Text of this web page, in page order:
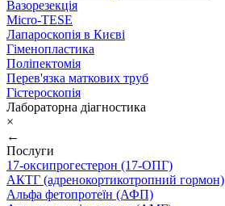
Вазорезекція
Micro-TESE
Лапароскопія в Києві
Гіменопластика
Поліпектомія
Перев'язка маткових труб
Гістероскопія
Лабораторна діагностика
×
←
Послуги
17-оксипрогестерон (17-ОПГ)
АКТГ (адренокортикотропний гормон)
Альфа фетопротеїн (АФП)